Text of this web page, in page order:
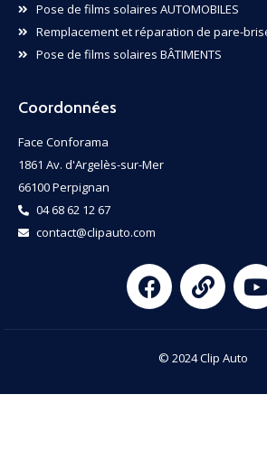
Pose de films solaires AUTOMOBILES
Remplacement et réparation de pare-
Pose de films solaires BÂTIMENTS
Coordonnées
Face Conforama
1861 Av. d'Argelès-sur-Mer
66100 Perpignan
04 68 62 12 67
contact@clipauto.com
© 2024 Clip Auto